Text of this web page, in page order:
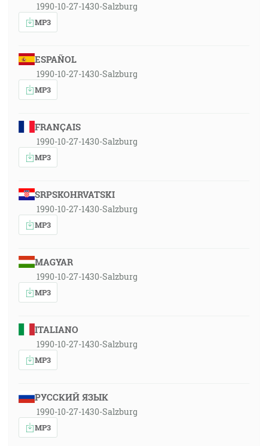
1990-10-27-1430-Salzburg
MP3
ESPAÑOL
1990-10-27-1430-Salzburg
MP3
FRANÇAIS
1990-10-27-1430-Salzburg
MP3
SRPSKOHRVATSKI
1990-10-27-1430-Salzburg
MP3
MAGYAR
1990-10-27-1430-Salzburg
MP3
ITALIANO
1990-10-27-1430-Salzburg
MP3
РУССКИЙ ЯЗЫК
1990-10-27-1430-Salzburg
MP3